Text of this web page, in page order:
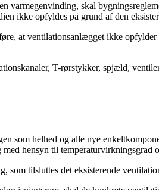
varmegenvinding, skal
ikke opfyldes på grund af den
at ventilationsanlægget ikke
T-rørstykker, spjæld,
som helhed og alle nye
hensyn til
som tilsluttes det eksisterende